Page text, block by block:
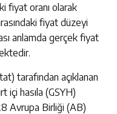
fiyat oranı olarak
fiyat düzeyi
anlamda gerçek fiyat
tarafından açıklanan
içi hasıla (GSYH)
Avrupa Birliği (AB)